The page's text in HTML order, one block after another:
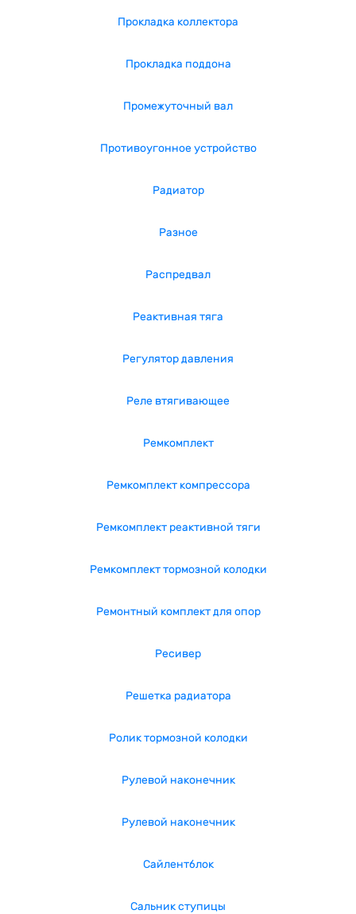
Прокладка коллектора
Прокладка поддона
Промежуточный вал
Противоугонное устройство
Радиатор
Разное
Распредвал
Реактивная тяга
Регулятор давления
Реле втягивающее
Ремкомплект
Ремкомплект компрессора
Ремкомплект реактивной тяги
Ремкомплект тормозной колодки
Ремонтный комплект для опор
Ресивер
Решетка радиатора
Ролик тормозной колодки
Рулевой наконечник
Рулевой наконечник
Сайлентблок
Сальник ступицы